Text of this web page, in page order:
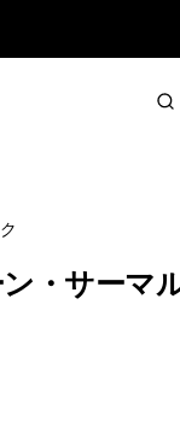
・サーマ